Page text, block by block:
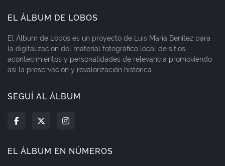
EL ÁLBUM DE LOBOS
El Álbum de Lobos es un proyecto de Luis María Benítez para
la digitalización del material fotográfico local de sitios,
acontecimientos y personalidades de relevancia promoviendo
así la preservación y revalorización histórica.
SEGUÍ AL ÁLBUM
EL ÁLBUM EN NÚMEROS